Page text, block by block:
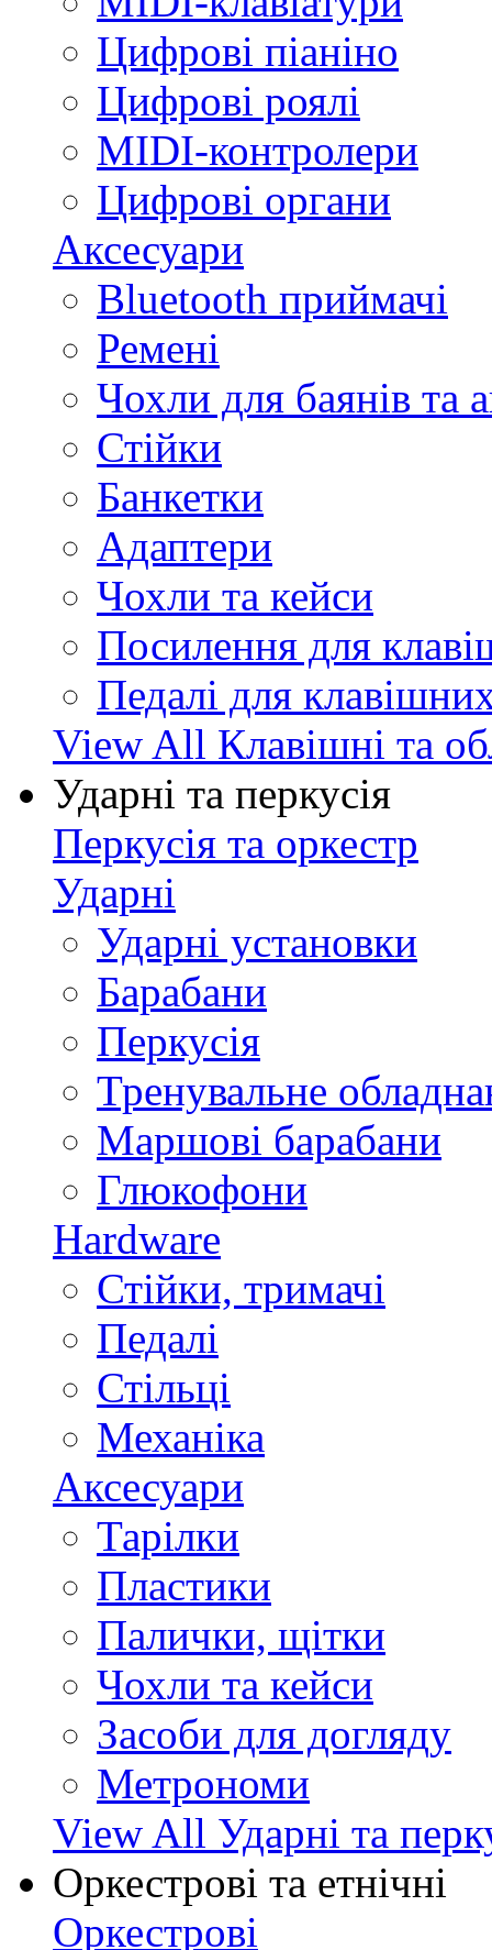
Цифрові піаніно
Цифрові роялі
MIDI-контролери
Цифрові органи
Аксесуари
Bluetooth приймачі
Ремені
Чохли для баянів та
Стійки
Банкетки
Адаптери
Чохли та кейси
Посилення для
Педалі для
View All Клавішні та
Ударні та перкусія
Перкусія та оркестр
Ударні
Ударні установки
Барабани
Перкусія
Тренувальне
Маршові барабани
Глюкофони
Hardware
Стійки, тримачі
Педалі
Стільці
Механіка
Аксесуари
Тарілки
Пластики
Палички, щітки
Чохли та кейси
Засоби для догляду
Метрономи
View All Ударні та
Оркестрові та етнічні
Оркестрові